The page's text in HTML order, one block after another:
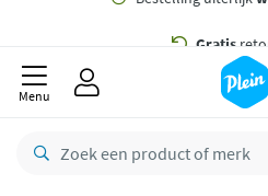
Bestelling uiterlijk
Menu